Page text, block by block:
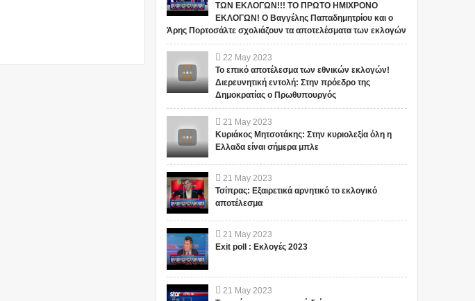
ΤΩΝ ΕΚΛΟΓΩΝ!!! ΤΟ ΠΡΩΤΟ ΗΜΙΧΡΟΝΟ
ΕΚΛΟΓΩΝ! Ο Βαγγέλης Παπαδημητρίου και ο
Άρης Πορτοσάλτε σχολιάζουν τα αποτελέσματα των εκλογών
22 May 2023
Το επικό αποτέλεσμα των εθνικών εκλογών!
Διερευνητική εντολή: Στην πρόεδρο της
Δημοκρατίας ο Πρωθυπουργός
21 May 2023
Κυριάκος Μητσοτάκης: Στην κυριολεξία όλη η
Ελλαδα είναι σήμερα μπλε
21 May 2023
Τσίπρας: Εξαιρετικά αρνητικό το εκλογικό
αποτέλεσμα
21 May 2023
Exit poll : Εκλογές 2023
21 May 2023